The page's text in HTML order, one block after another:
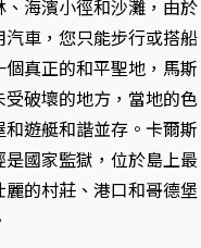
、海濱小徑和沙灘，由於
汽車，您只能步行或搭船
真正的和平聖地，馬斯
受破壞的地方，當地的色
遊艇和諧並存。卡爾斯
國家監獄，位於島上最
麗的村莊、港口和哥德堡